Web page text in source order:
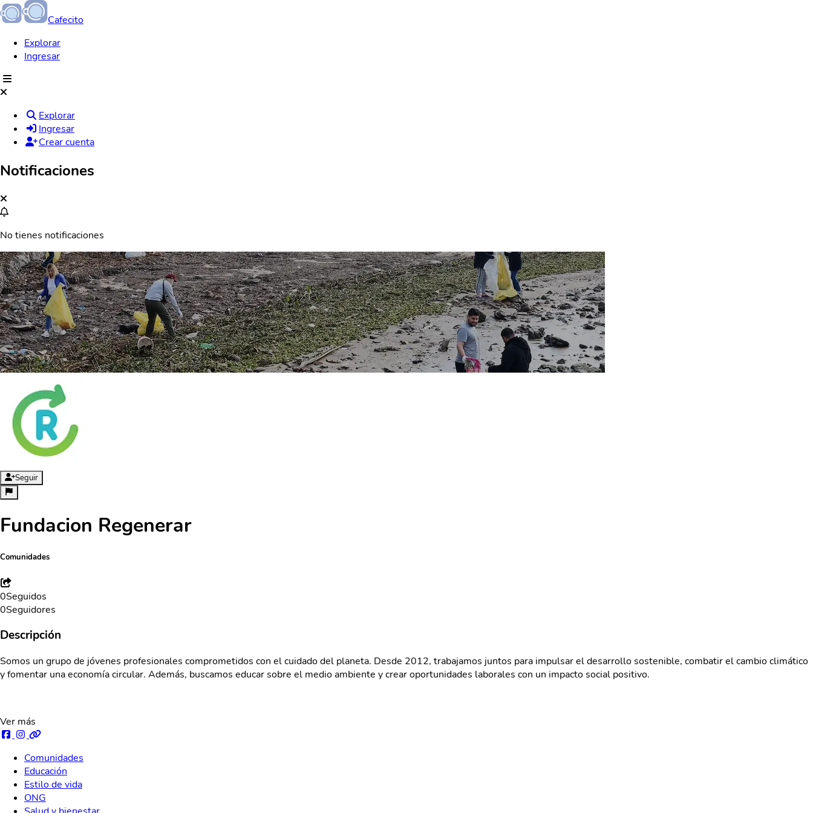
Cafecito
Explorar
Ingresar
Explorar
Ingresar
Crear cuenta
Notificaciones
No tienes notificaciones
Seguir
Fundacion Regenerar
Comunidades
0Seguidos
0Seguidores
Descripción
Somos un grupo de jóvenes profesionales comprometidos con el cuidado del planeta. Desde 2012, trabajamos juntos para impulsar el desarrollo sostenible, combatir el cambio climático
y fomentar una economía circular. Además, buscamos educar sobre el medio ambiente y crear oportunidades laborales con un impacto social positivo.
Ver más
Comunidades
Educación
Estilo de vida
ONG